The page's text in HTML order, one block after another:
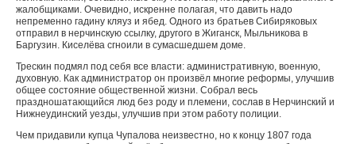
жалобщиками. Очевидно, искренне полагая, что давить надо
непременно гадину кляуз и ябед. Одного из братьев Сибиряковых
отправил в нерчинскую ссылку, другого в Жиганск, Мыльникова в
Баргузин. Киселёва сгноили в сумасшедшем доме.
Трескин подмял под себя все власти: административную, военную,
духовную. Как администратор он произвёл многие реформы, улучшив
общее состояние общественной жизни. Собрал весь
праздношатающийся люд без роду и племени, сослав в Нерчинский и
Нижнеудинский уезды, улучшив при этом работу полиции.
Чем придавили купца Чупалова неизвестно, но к концу 1807 года